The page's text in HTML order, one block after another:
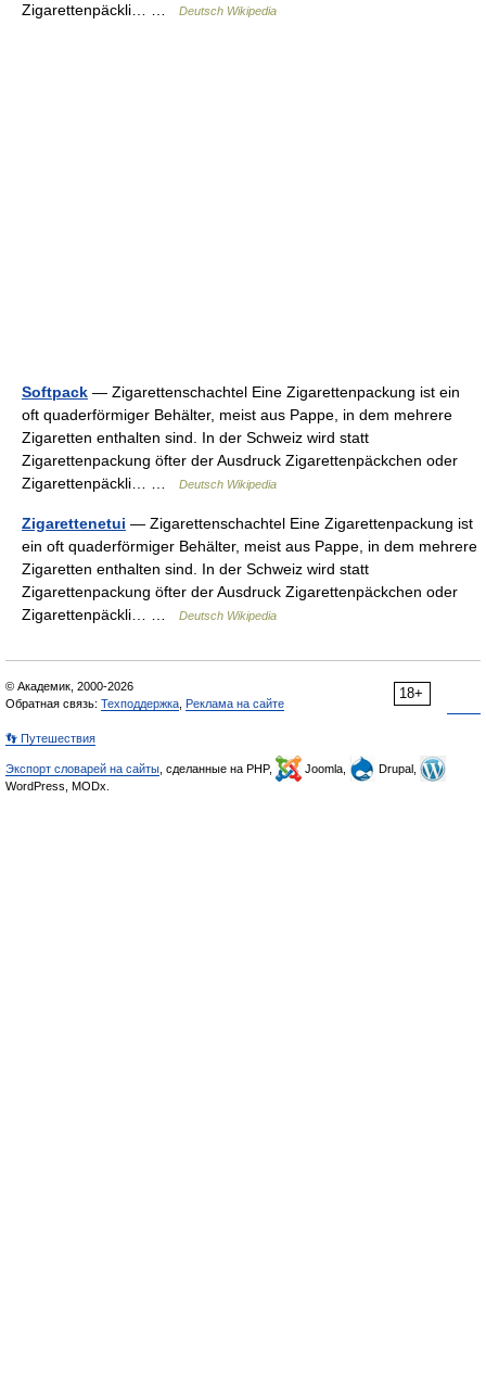
Zigarettenpäckli… …
Deutsch Wikipedia
Softpack — Zigarettenschachtel Eine Zigarettenpackung ist ein
oft quaderförmiger Behälter, meist aus Pappe, in dem mehrere
Zigaretten enthalten sind. In der Schweiz wird statt
Zigarettenpackung öfter der Ausdruck Zigarettenpäckchen oder
Zigarettenpäckli… …
Deutsch Wikipedia
Zigarettenetui — Zigarettenschachtel Eine Zigarettenpackung ist
ein oft quaderförmiger Behälter, meist aus Pappe, in dem mehrere
Zigaretten enthalten sind. In der Schweiz wird statt
Zigarettenpackung öfter der Ausdruck Zigarettenpäckchen oder
Zigarettenpäckli… …
Deutsch Wikipedia
18+
© Академик, 2000-2026
Обратная связь: Техподдержка Реклама на сайте
👣 Путешествия
Экспорт словарей на сайты , сделанные на PHP, Joomla,
Drupal,
WordPress, MODx.